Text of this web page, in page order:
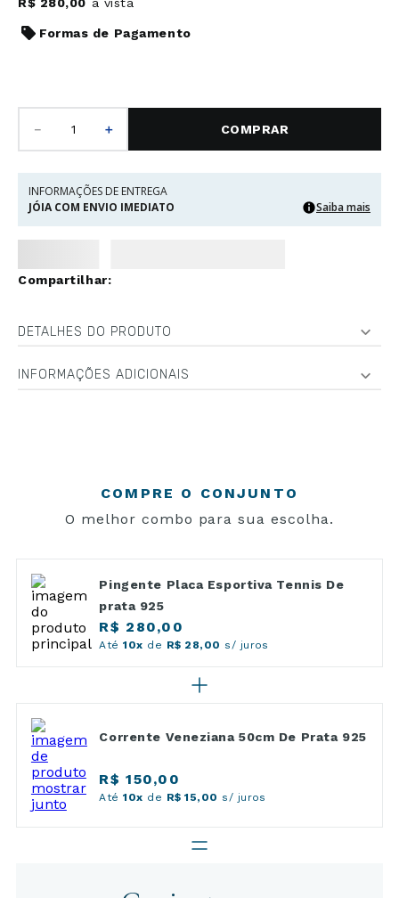
Formas de Pagamento
＋
－ COMPRAR
INFORMAÇÕES DE ENTREGA
JÓIA COM ENVIO IMEDIATO
Saiba mais
DETALHES DO PRODUTO
INFORMAÇÕES ADICIONAIS
COMPRE O CONJUNTO
O melhor combo para sua escolha.
Pingente Placa Esportiva Tennis De
prata 925
R$ 280,00
Até10x de R$ 28,00 s/ juros
Corrente Veneziana 50cm De Prata 925
R$ 150,00
Até10x de R$ 15,00 s/ juros